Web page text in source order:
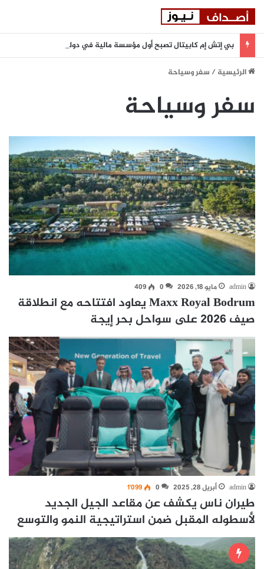
الرئيسية/ سفر وسياحة
سفر وسياحة
admin مايو 18, 2026 0
409
Maxx Royal Bodrum يعاود افتتاحه مع انطلاقة
صيف 2026 على سواحل بحر إيجة
admin أبريل 28, 2025 0 1٬099
طيران ناس يكشف عن مقاعد الجيل الجديد
لأسطوله المقبل ضمن استراتيجية النمو والتوسع